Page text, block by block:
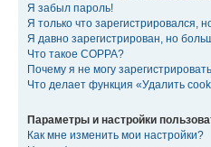
Я забыл пароль!
Я только что зарегистрировался,
Я давно зарегистрирован, но
Что такое COPPA?
Почему я не могу
Что делает функция «Удалить
Параметры и настройки
Как мне изменить мои настройки?